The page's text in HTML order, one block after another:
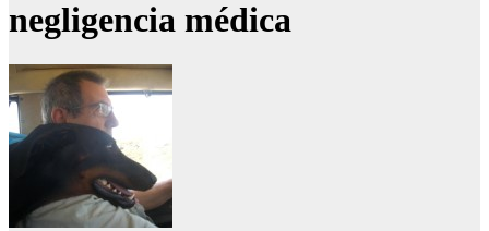
negligencia médica